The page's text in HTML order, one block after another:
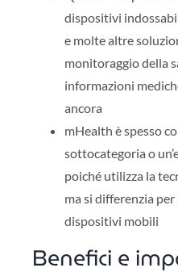
dispositivi
e molte altre
monitoraggio della
informazioni
ancora
mHealth è spesso
sottocategoria o
poiché utilizza la
ma si differenzia
dispositivi mobili
Benefici e